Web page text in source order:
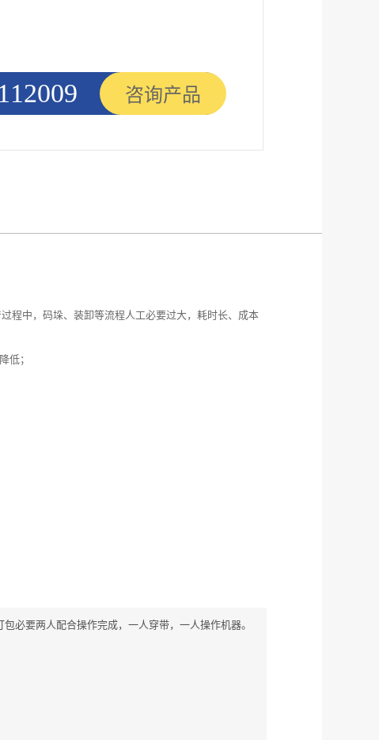
咨询产品
程中，码垛、装卸等流程人工必要过大，耗时长、成本
低；
必要两人配合操作完成，一人穿带，一人操作机器。